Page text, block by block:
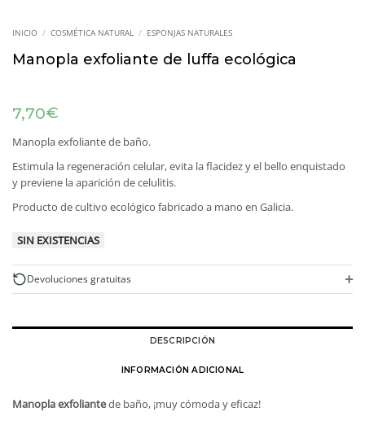
INICIO / COSMÉTICA NATURAL / ESPONJAS NATURALES
Manopla exfoliante de luffa ecológica
7,70€
Manopla exfoliante de baño.
Estimula la regeneración celular, evita la flacidez y el bello enquistado
y previene la aparición de celulitis.
Producto de cultivo ecológico fabricado a mano en Galicia.
SIN EXISTENCIAS
Devoluciones gratuitas +
DESCRIPCIÓN
INFORMACIÓN ADICIONAL
Manopla exfoliantede baño, ¡muy cómoda y eficaz!